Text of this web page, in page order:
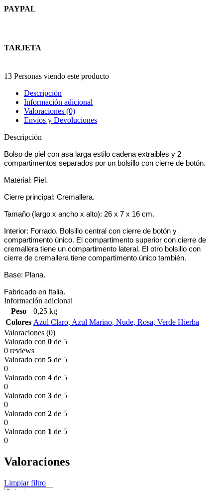
PAYPAL
TARJETA
13 Personas viendo este producto
Descripción
Información adicional
Valoraciones (0)
Envíos y Devoluciones
Descripción
Bolso de piel con asa larga estilo cadena extraibles y 2
compartimentos separados por un bolsillo con cierre de botón.
Material: Piel.
Cierre principal: Cremallera.
Tamaño (largo x ancho x alto): 26 x 7 x 16 cm.
Interior: Forrado. Bolsillo central con cierre de botón y
compartimento único. El compartimento superior con cierre de
cremallera tiene un compartimento lateral. El otro bolsillo con
cierre de cremallera tiene compartimento único también.
Base: Plana.
Fabricado en Italia.
Información adicional
Peso
0,25 kg
Colores Azul Claro, Azul Marino, Nude, Rosa, Verde Hierba
Valoraciones (0)
Valorado con 0 de 5
0 reviews
Valorado con 5 de 5
0
Valorado con 4 de 5
0
Valorado con 3 de 5
0
Valorado con 2 de 5
0
Valorado con 1 de 5
0
Valoraciones
Limpiar filtro